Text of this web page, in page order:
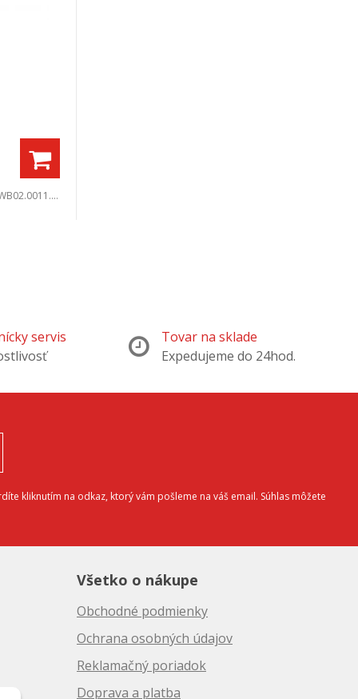
servis
Tovar na sklade
Expedujeme do 24hod.
kliknutím na odkaz, ktorý vám pošleme na váš email. Súhlas môžete
Všetko o nákupe
Obchodné podmienky
Ochrana osobných údajov
Reklamačný poriadok
Doprava a platba